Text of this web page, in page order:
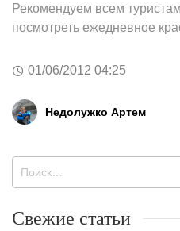
Рекомендуем всем
посмотреть ежедневное
01/06/2012 04:25
Недолужко Артем
Свежие статьи